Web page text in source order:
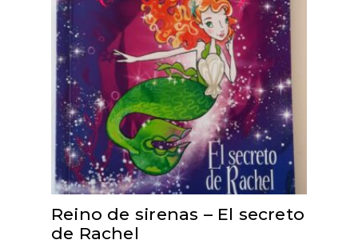
ADD TO CART
Reino de sirenas – El secreto
de Rachel